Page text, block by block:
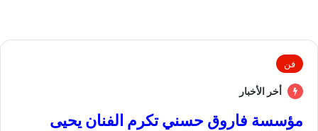
فن
أخر الأخبار
مؤسسة فاروق حسني تكرم الفنان يحيى